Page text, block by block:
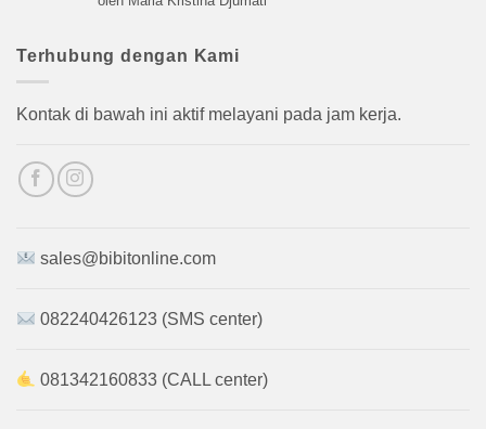
Terhubung dengan Kami
Kontak di bawah ini aktif melayani pada jam kerja.
sales@bibitonline.com
082240426123 (SMS center)
081342160833 (CALL center)